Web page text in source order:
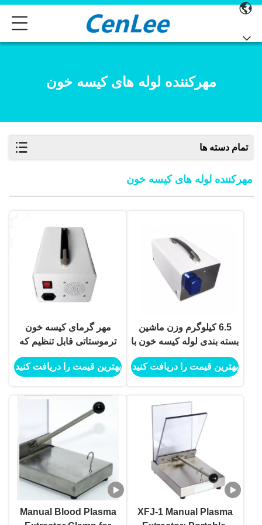
مهرکننده لوله های کیسه خون
تمام دسته ها
مهرکننده لوله های کیسه خون
6.5 کیلوگرم وزن ماشین
بسته بندی لوله کیسه خون با
فرکانس
40.68MHz±10KHz
بهترین قیمت را دریافت کنید
مهر گرمای کیسه خون
ترموستاتی قابل تنظیم که
حفاظت از گرم شدن و
کنترل دقیق دمای برای مهر
بهترین قیمت را دریافت کنید
XFJ-1 Manual Plasma
Manual Blood Plasma